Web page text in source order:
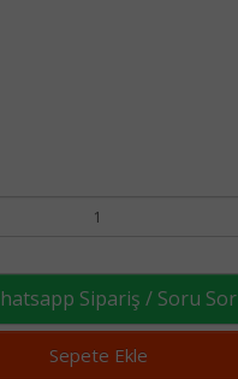
Sipariş / Soru Sor
Sepete Ekle